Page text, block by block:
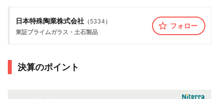
日本特殊陶業株式会社 （ 5334 ）
東証プライムガラス・土石製品
フォロー
決算のポイント